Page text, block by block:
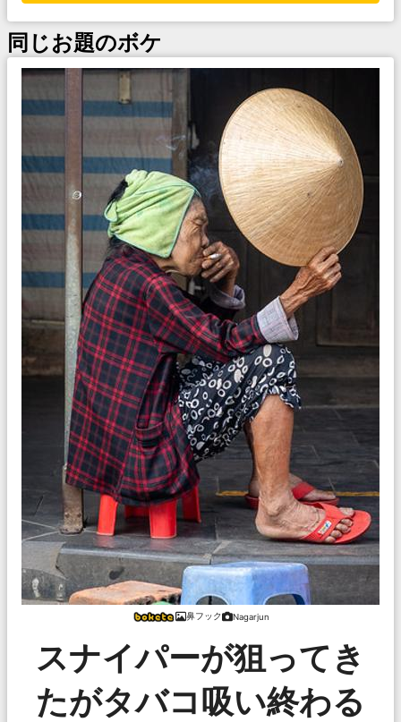
同じお題のボケ
鼻フック Nagarjun
スナイパーが狙ってき
たがタバコ吸い終わる